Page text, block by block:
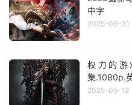
中字
2025-05-31
权力的
集.1080p.
2025-05-12